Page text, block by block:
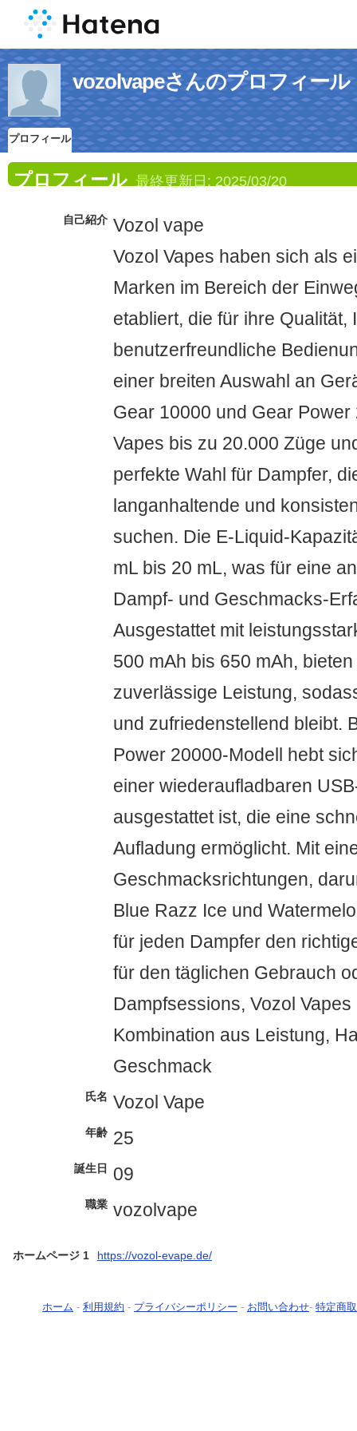
vozolvapeさんのプロフィール
プロフィール
プロフィール 最終更新日: 2025/03/20
自己紹介 Vozol vape
Vozol Vapes haben sich als
Marken im Bereich der
etabliert, die für ihre Qualität,
benutzerfreundliche
einer breiten Auswahl an
Gear 10000 und Gear
Vapes bis zu 20.000 Züge
perfekte Wahl für Dampfer,
langanhaltende und
suchen. Die E-Liquid-
mL bis 20 mL, was für eine
Dampf- und Geschmacks-
Ausgestattet mit
500 mAh bis 650 mAh,
zuverlässige Leistung,
und zufriedenstellend bleibt.
Power 20000-Modell hebt
einer wiederaufladbaren
ausgestattet ist, die eine
Aufladung ermöglicht. Mit
Geschmacksrichtungen,
Blue Razz Ice und
für jeden Dampfer den
für den täglichen Gebrauch
Dampfsessions, Vozol
Kombination aus Leistung,
Geschmack
氏名 Vozol Vape
年齢 25
誕生日 09
職業 vozolvape
ホームページ 1 https://vozol-evape.de/
ホーム - 利用規約 - プライバシーポリシー - お問い合わせ- 特定商